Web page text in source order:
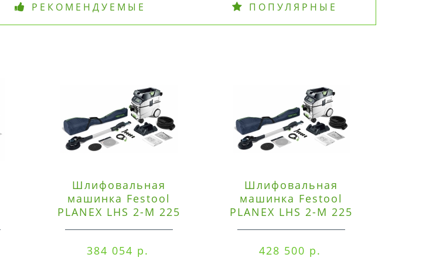
РЕКОМЕНДУЕМЫЕ ПОПУЛЯРНЫЕ
Шлифовальная
машинка Festool
PLANEX LHS 2-M 225
384 054 р.
Шлифовальная
машинка Festool
PLANEX LHS 2-M 225
428 500 р.